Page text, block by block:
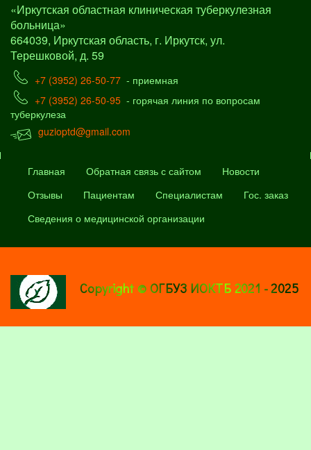
«Иркутская областная клиническая туберкулезная
больница»
664039, Иркутская область, г. Иркутск, ул.
Терешковой, д. 59
+7 (3952) 26-50-77 - приемная
+7 (3952) 26-50-95 - горячая линия по вопросам
туберкулеза
guzioptd@gmail.com
Главная Обратная связь с сайтом
Новости
Отзывы
Пациентам Специалистам
Гос. заказ
Сведения о медицинской организации
Copyright © ОГБУЗ ИОКТБ 2021 - 2025